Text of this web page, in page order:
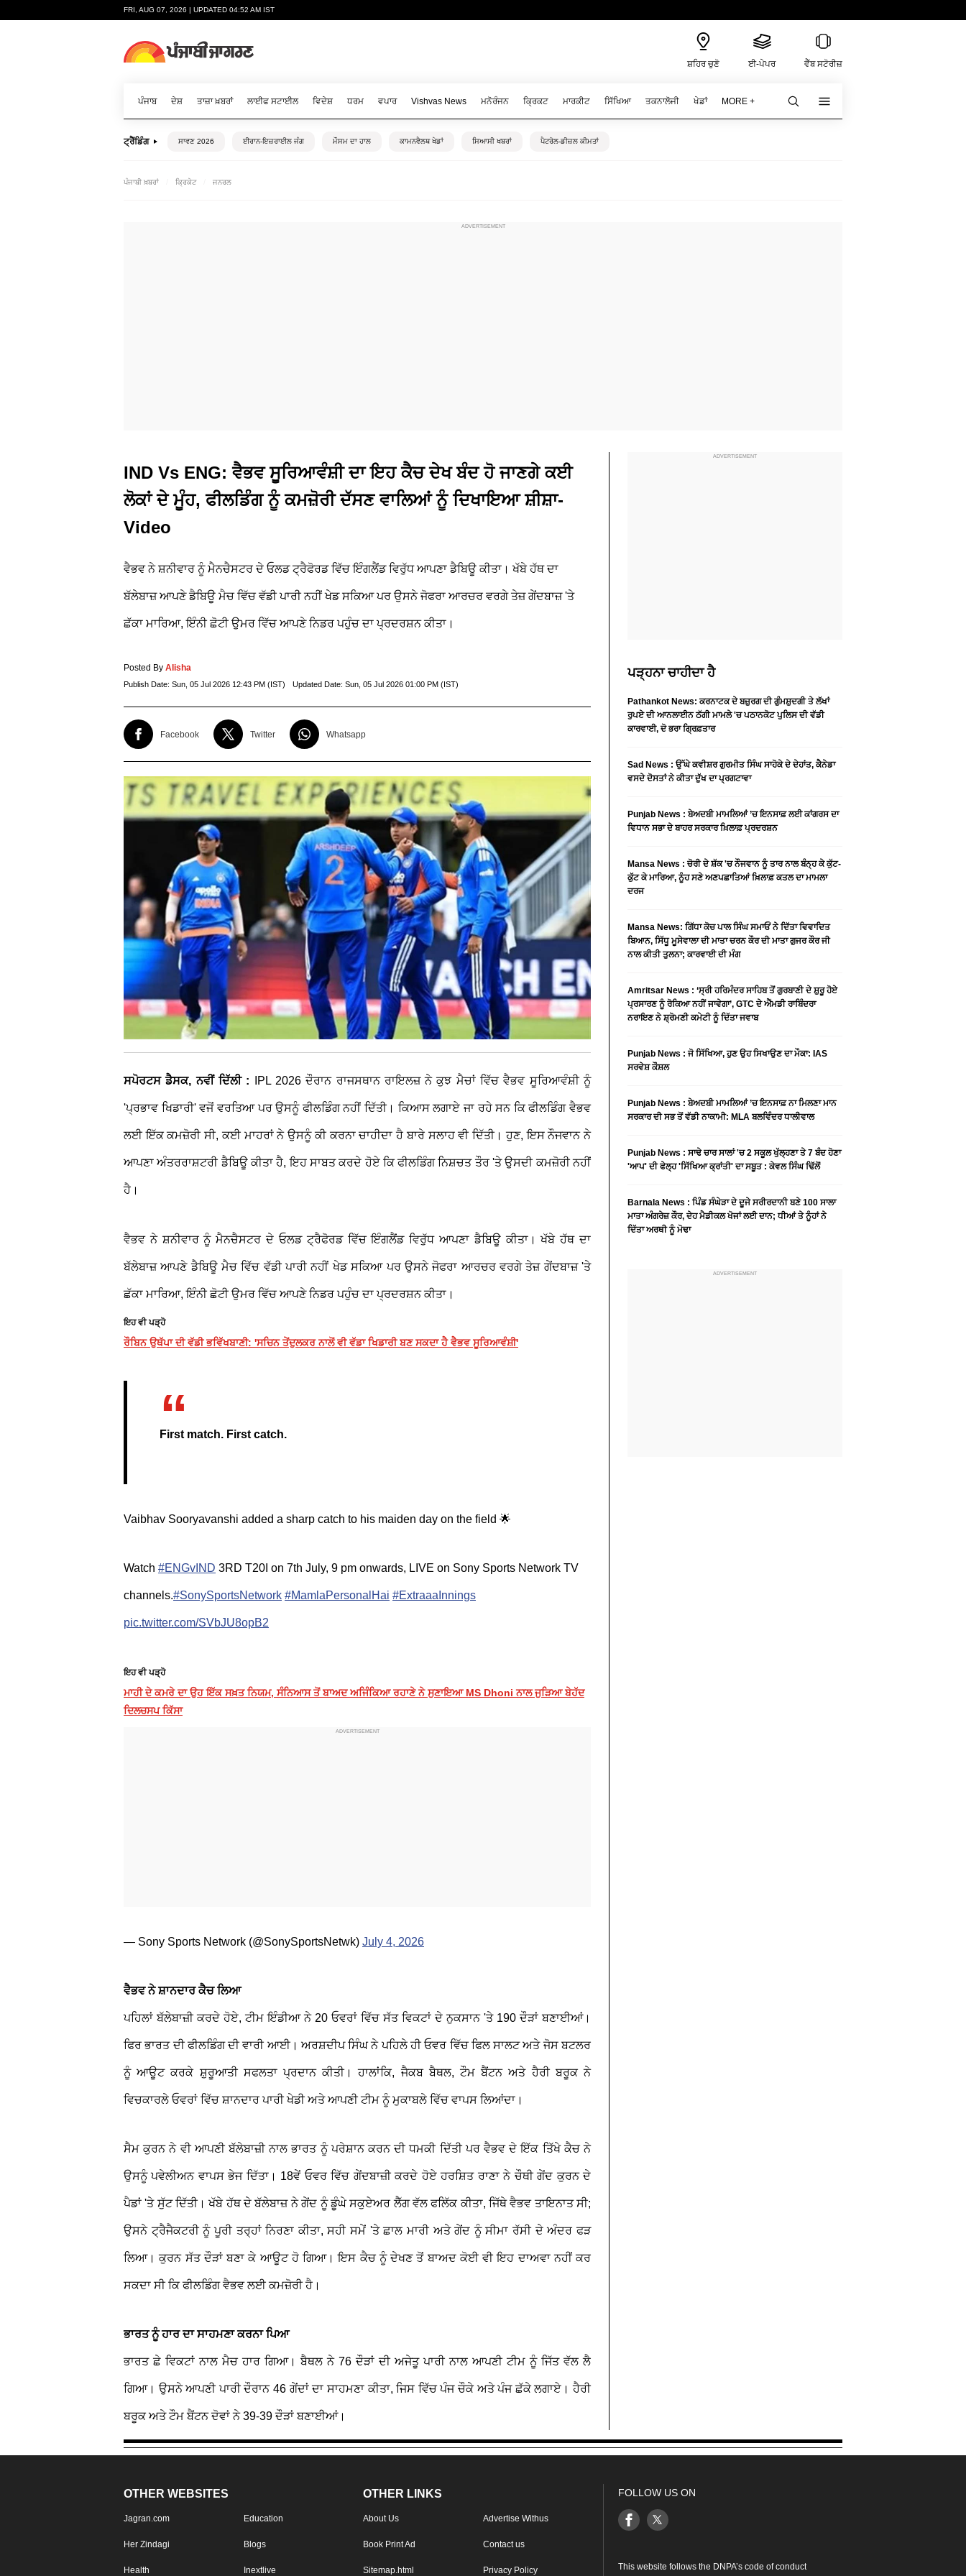
FRI, AUG 07, 2026 | UPDATED 04:52 AM IST
ਸ਼ਹਿਰ ਚੁਣੋ ਈ-ਪੇਪਰ ਵੈੱਬ ਸਟੋਰੀਜ਼
ਪੰਜਾਬ ਦੇਸ਼ ਤਾਜ਼ਾ ਖ਼ਬਰਾਂ ਲਾਈਫ ਸਟਾਈਲ ਵਿਦੇਸ਼ ਧਰਮ ਵਪਾਰ Vishvas News ਮਨੋਰੰਜਨ ਕ੍ਰਿਕਟ ਮਾਰਕੀਟ ਸਿੱਖਿਆ ਤਕਨਾਲੋਜੀ ਖੇਡਾਂ MORE +
ਟ੍ਰੈਂਡਿੰਗ ਸਾਵਣ 2026 ਈਰਾਨ-ਇਜ਼ਰਾਈਲ ਜੰਗ ਮੌਸਮ ਦਾ ਹਾਲ ਕਾਮਨਵੈਲਥ ਖੇਡਾਂ ਸਿਆਸੀ ਖਬਰਾਂ ਪੈਟਰੋਲ-ਡੀਜ਼ਲ ਕੀਮਤਾਂ
ਪੰਜਾਬੀ ਖ਼ਬਰਾਂ ਕ੍ਰਿਕੇਟ ਜਨਰਲ
IND Vs ENG: ਵੈਭਵ ਸੂਰਿਆਵੰਸ਼ੀ ਦਾ ਇਹ ਕੈਚ ਦੇਖ ਬੰਦ ਹੋ ਜਾਣਗੇ ਕਈ
ਲੋਕਾਂ ਦੇ ਮੂੰਹ, ਫੀਲਡਿੰਗ ਨੂੰ ਕਮਜ਼ੋਰੀ ਦੱਸਣ ਵਾਲਿਆਂ ਨੂੰ ਦਿਖਾਇਆ ਸ਼ੀਸ਼ਾ-
Video
ਵੈਭਵ ਨੇ ਸ਼ਨੀਵਾਰ ਨੂੰ ਮੈਨਚੈਸਟਰ ਦੇ ਓਲਡ ਟ੍ਰੈਫੋਰਡ ਵਿੱਚ ਇੰਗਲੈਂਡ ਵਿਰੁੱਧ ਆਪਣਾ ਡੈਬਿਊ ਕੀਤਾ। ਖੱਬੇ ਹੱਥ ਦਾ
ਬੱਲੇਬਾਜ਼ ਆਪਣੇ ਡੈਬਿਊ ਮੈਚ ਵਿੱਚ ਵੱਡੀ ਪਾਰੀ ਨਹੀਂ ਖੇਡ ਸਕਿਆ ਪਰ ਉਸਨੇ ਜੋਫਰਾ ਆਰਚਰ ਵਰਗੇ ਤੇਜ਼ ਗੇਂਦਬਾਜ਼ 'ਤੇ
ਛੱਕਾ ਮਾਰਿਆ, ਇੰਨੀ ਛੋਟੀ ਉਮਰ ਵਿੱਚ ਆਪਣੇ ਨਿਡਰ ਪਹੁੰਚ ਦਾ ਪ੍ਰਦਰਸ਼ਨ ਕੀਤਾ।
Posted By Alisha
Publish Date: Sun, 05 Jul 2026 12:43 PM (IST) Updated Date: Sun, 05 Jul 2026 01:00 PM (IST)
Facebook Twitter Whatsapp
ਸਪੋਰਟਸ ਡੈਸਕ, ਨਵੀਂ ਦਿੱਲੀ : IPL 2026 ਦੌਰਾਨ ਰਾਜਸਥਾਨ ਰਾਇਲਜ਼ ਨੇ ਕੁਝ ਮੈਚਾਂ ਵਿੱਚ ਵੈਭਵ ਸੂਰਿਆਵੰਸ਼ੀ ਨੂੰ
'ਪ੍ਰਭਾਵ ਖਿਡਾਰੀ' ਵਜੋਂ ਵਰਤਿਆ ਪਰ ਉਸਨੂੰ ਫੀਲਡਿੰਗ ਨਹੀਂ ਦਿੱਤੀ। ਕਿਆਸ ਲਗਾਏ ਜਾ ਰਹੇ ਸਨ ਕਿ ਫੀਲਡਿੰਗ ਵੈਭਵ
ਲਈ ਇੱਕ ਕਮਜ਼ੋਰੀ ਸੀ, ਕਈ ਮਾਹਰਾਂ ਨੇ ਉਸਨੂੰ ਕੀ ਕਰਨਾ ਚਾਹੀਦਾ ਹੈ ਬਾਰੇ ਸਲਾਹ ਵੀ ਦਿੱਤੀ। ਹੁਣ, ਇਸ ਨੌਜਵਾਨ ਨੇ
ਆਪਣਾ ਅੰਤਰਰਾਸ਼ਟਰੀ ਡੈਬਿਊ ਕੀਤਾ ਹੈ, ਇਹ ਸਾਬਤ ਕਰਦੇ ਹੋਏ ਕਿ ਫੀਲਡਿੰਗ ਨਿਸ਼ਚਤ ਤੌਰ 'ਤੇ ਉਸਦੀ ਕਮਜ਼ੋਰੀ ਨਹੀਂ
ਹੈ।
ਵੈਭਵ ਨੇ ਸ਼ਨੀਵਾਰ ਨੂੰ ਮੈਨਚੈਸਟਰ ਦੇ ਓਲਡ ਟ੍ਰੈਫੋਰਡ ਵਿੱਚ ਇੰਗਲੈਂਡ ਵਿਰੁੱਧ ਆਪਣਾ ਡੈਬਿਊ ਕੀਤਾ। ਖੱਬੇ ਹੱਥ ਦਾ
ਬੱਲੇਬਾਜ਼ ਆਪਣੇ ਡੈਬਿਊ ਮੈਚ ਵਿੱਚ ਵੱਡੀ ਪਾਰੀ ਨਹੀਂ ਖੇਡ ਸਕਿਆ ਪਰ ਉਸਨੇ ਜੋਫਰਾ ਆਰਚਰ ਵਰਗੇ ਤੇਜ਼ ਗੇਂਦਬਾਜ਼ 'ਤੇ
ਛੱਕਾ ਮਾਰਿਆ, ਇੰਨੀ ਛੋਟੀ ਉਮਰ ਵਿੱਚ ਆਪਣੇ ਨਿਡਰ ਪਹੁੰਚ ਦਾ ਪ੍ਰਦਰਸ਼ਨ ਕੀਤਾ।
ਇਹ ਵੀ ਪੜ੍ਹੋ
ਰੌਬਿਨ ਉਥੱਪਾ ਦੀ ਵੱਡੀ ਭਵਿੱਖਬਾਣੀ: 'ਸਚਿਨ ਤੇਂਦੁਲਕਰ ਨਾਲੋਂ ਵੀ ਵੱਡਾ ਖਿਡਾਰੀ ਬਣ ਸਕਦਾ ਹੈ ਵੈਭਵ ਸੂਰਿਆਵੰਸ਼ੀ'
First match. First catch.
Vaibhav Sooryavanshi added a sharp catch to his maiden day on the field 🌟
Watch #ENGvIND 3RD T20I on 7th July, 9 pm onwards, LIVE on Sony Sports Network TV
channels.#SonySportsNetwork #MamlaPersonalHai #ExtraaaInnings
pic.twitter.com/SVbJU8opB2
ਇਹ ਵੀ ਪੜ੍ਹੋ
ਮਾਹੀ ਦੇ ਕਮਰੇ ਦਾ ਉਹ ਇੱਕ ਸਖ਼ਤ ਨਿਯਮ, ਸੰਨਿਆਸ ਤੋਂ ਬਾਅਦ ਅਜਿੰਕਿਆ ਰਹਾਣੇ ਨੇ ਸੁਣਾਇਆ MS Dhoni ਨਾਲ ਜੁੜਿਆ ਬੇਹੱਦ
ਦਿਲਚਸਪ ਕਿੱਸਾ
— Sony Sports Network (@SonySportsNetwk) July 4, 2026
ਵੈਭਵ ਨੇ ਸ਼ਾਨਦਾਰ ਕੈਚ ਲਿਆ
ਪਹਿਲਾਂ ਬੱਲੇਬਾਜ਼ੀ ਕਰਦੇ ਹੋਏ, ਟੀਮ ਇੰਡੀਆ ਨੇ 20 ਓਵਰਾਂ ਵਿੱਚ ਸੱਤ ਵਿਕਟਾਂ ਦੇ ਨੁਕਸਾਨ 'ਤੇ 190 ਦੌੜਾਂ ਬਣਾਈਆਂ।
ਫਿਰ ਭਾਰਤ ਦੀ ਫੀਲਡਿੰਗ ਦੀ ਵਾਰੀ ਆਈ। ਅਰਸ਼ਦੀਪ ਸਿੰਘ ਨੇ ਪਹਿਲੇ ਹੀ ਓਵਰ ਵਿੱਚ ਫਿਲ ਸਾਲਟ ਅਤੇ ਜੋਸ ਬਟਲਰ
ਨੂੰ ਆਊਟ ਕਰਕੇ ਸ਼ੁਰੂਆਤੀ ਸਫਲਤਾ ਪ੍ਰਦਾਨ ਕੀਤੀ। ਹਾਲਾਂਕਿ, ਜੈਕਬ ਬੈਥਲ, ਟੌਮ ਬੈਂਟਨ ਅਤੇ ਹੈਰੀ ਬਰੂਕ ਨੇ
ਵਿਚਕਾਰਲੇ ਓਵਰਾਂ ਵਿੱਚ ਸ਼ਾਨਦਾਰ ਪਾਰੀ ਖੇਡੀ ਅਤੇ ਆਪਣੀ ਟੀਮ ਨੂੰ ਮੁਕਾਬਲੇ ਵਿੱਚ ਵਾਪਸ ਲਿਆਂਦਾ।
ਸੈਮ ਕੁਰਨ ਨੇ ਵੀ ਆਪਣੀ ਬੱਲੇਬਾਜ਼ੀ ਨਾਲ ਭਾਰਤ ਨੂੰ ਪਰੇਸ਼ਾਨ ਕਰਨ ਦੀ ਧਮਕੀ ਦਿੱਤੀ ਪਰ ਵੈਭਵ ਦੇ ਇੱਕ ਤਿੱਖੇ ਕੈਚ ਨੇ
ਉਸਨੂੰ ਪਵੇਲੀਅਨ ਵਾਪਸ ਭੇਜ ਦਿੱਤਾ। 18ਵੇਂ ਓਵਰ ਵਿੱਚ ਗੇਂਦਬਾਜ਼ੀ ਕਰਦੇ ਹੋਏ ਹਰਸ਼ਿਤ ਰਾਣਾ ਨੇ ਚੌਥੀ ਗੇਂਦ ਕੁਰਨ ਦੇ
ਪੈਡਾਂ 'ਤੇ ਸੁੱਟ ਦਿੱਤੀ। ਖੱਬੇ ਹੱਥ ਦੇ ਬੱਲੇਬਾਜ਼ ਨੇ ਗੇਂਦ ਨੂੰ ਡੂੰਘੇ ਸਕੁਏਅਰ ਲੈੱਗ ਵੱਲ ਫਲਿੱਕ ਕੀਤਾ, ਜਿੱਥੇ ਵੈਭਵ ਤਾਇਨਾਤ ਸੀ;
ਉਸਨੇ ਟ੍ਰੈਜੈਕਟਰੀ ਨੂੰ ਪੂਰੀ ਤਰ੍ਹਾਂ ਨਿਰਣਾ ਕੀਤਾ, ਸਹੀ ਸਮੇਂ 'ਤੇ ਛਾਲ ਮਾਰੀ ਅਤੇ ਗੇਂਦ ਨੂੰ ਸੀਮਾ ਰੱਸੀ ਦੇ ਅੰਦਰ ਫੜ
ਲਿਆ। ਕੁਰਨ ਸੱਤ ਦੌੜਾਂ ਬਣਾ ਕੇ ਆਊਟ ਹੋ ਗਿਆ। ਇਸ ਕੈਚ ਨੂੰ ਦੇਖਣ ਤੋਂ ਬਾਅਦ ਕੋਈ ਵੀ ਇਹ ਦਾਅਵਾ ਨਹੀਂ ਕਰ
ਸਕਦਾ ਸੀ ਕਿ ਫੀਲਡਿੰਗ ਵੈਭਵ ਲਈ ਕਮਜ਼ੋਰੀ ਹੈ।
ਭਾਰਤ ਨੂੰ ਹਾਰ ਦਾ ਸਾਹਮਣਾ ਕਰਨਾ ਪਿਆ
ਭਾਰਤ ਛੇ ਵਿਕਟਾਂ ਨਾਲ ਮੈਚ ਹਾਰ ਗਿਆ। ਬੈਥਲ ਨੇ 76 ਦੌੜਾਂ ਦੀ ਅਜੇਤੂ ਪਾਰੀ ਨਾਲ ਆਪਣੀ ਟੀਮ ਨੂੰ ਜਿੱਤ ਵੱਲ ਲੈ
ਗਿਆ। ਉਸਨੇ ਆਪਣੀ ਪਾਰੀ ਦੌਰਾਨ 46 ਗੇਂਦਾਂ ਦਾ ਸਾਹਮਣਾ ਕੀਤਾ, ਜਿਸ ਵਿੱਚ ਪੰਜ ਚੌਕੇ ਅਤੇ ਪੰਜ ਛੱਕੇ ਲਗਾਏ। ਹੈਰੀ
ਬਰੂਕ ਅਤੇ ਟੌਮ ਬੈਂਟਨ ਦੋਵਾਂ ਨੇ 39-39 ਦੌੜਾਂ ਬਣਾਈਆਂ।
ਪੜ੍ਹਨਾ ਚਾਹੀਦਾ ਹੈ
Pathankot News: ਕਰਨਾਟਕ ਦੇ ਬਜ਼ੁਰਗ ਦੀ ਗੁੰਮਸ਼ੁਦਗੀ ਤੇ ਲੱਖਾਂ
ਰੁਪਏ ਦੀ ਆਨਲਾਈਨ ਠੱਗੀ ਮਾਮਲੇ 'ਚ ਪਠਾਨਕੋਟ ਪੁਲਿਸ ਦੀ ਵੱਡੀ
ਕਾਰਵਾਈ, ਦੋ ਭਰਾ ਗ੍ਰਿਫ਼ਤਾਰ
Sad News : ਉੱਘੇ ਕਵੀਸ਼ਰ ਗੁਰਮੀਤ ਸਿੰਘ ਸਾਹੋਕੇ ਦੇ ਦੇਹਾਂਤ, ਕੈਨੇਡਾ
ਵਸਦੇ ਦੋਸਤਾਂ ਨੇ ਕੀਤਾ ਦੁੱਖ ਦਾ ਪ੍ਰਗਟਾਵਾ
Punjab News : ਬੇਅਦਬੀ ਮਾਮਲਿਆਂ ’ਚ ਇਨਸਾਫ਼ ਲਈ ਕਾਂਗਰਸ ਦਾ
ਵਿਧਾਨ ਸਭਾ ਦੇ ਬਾਹਰ ਸਰਕਾਰ ਖ਼ਿਲਾਫ਼ ਪ੍ਰਦਰਸ਼ਨ
Mansa News : ਚੋਰੀ ਦੇ ਸ਼ੱਕ 'ਚ ਨੌਜਵਾਨ ਨੂੰ ਤਾਰ ਨਾਲ ਬੰਨ੍ਹ ਕੇ ਕੁੱਟ-
ਕੁੱਟ ਕੇ ਮਾਰਿਆ, ਨੂੰਹ ਸਣੇ ਅਣਪਛਾਤਿਆਂ ਖ਼ਿਲਾਫ਼ ਕਤਲ ਦਾ ਮਾਮਲਾ
ਦਰਜ
Mansa News: ਗਿੱਧਾ ਕੋਚ ਪਾਲ ਸਿੰਘ ਸਮਾਓਂ ਨੇ ਦਿੱਤਾ ਵਿਵਾਦਿਤ
ਬਿਆਨ, ਸਿੱਧੂ ਮੂਸੇਵਾਲਾ ਦੀ ਮਾਤਾ ਚਰਨ ਕੌਰ ਦੀ ਮਾਤਾ ਗੁਜਰ ਕੌਰ ਜੀ
ਨਾਲ ਕੀਤੀ ਤੁਲਨਾ; ਕਾਰਵਾਈ ਦੀ ਮੰਗ
Amritsar News : ‘ਸ੍ਰੀ ਹਰਿਮੰਦਰ ਸਾਹਿਬ ਤੋਂ ਗੁਰਬਾਣੀ ਦੇ ਸ਼ੁਰੂ ਹੋਏ
ਪ੍ਰਸਾਰਣ ਨੂੰ ਰੋਕਿਆ ਨਹੀਂ ਜਾਵੇਗਾ’, GTC ਦੇ ਐੱਮਡੀ ਰਾਬਿੰਦਰਾ
ਨਰਾਇਣ ਨੇ ਸ਼੍ਰੋਮਣੀ ਕਮੇਟੀ ਨੂੰ ਦਿੱਤਾ ਜਵਾਬ
Punjab News : ਜੋ ਸਿੱਖਿਆ, ਹੁਣ ਉਹ ਸਿਖਾਉਣ ਦਾ ਮੌਕਾ: IAS
ਸਰਵੇਸ਼ ਕੌਸ਼ਲ
Punjab News : ਬੇਅਦਬੀ ਮਾਮਲਿਆਂ ’ਚ ਇਨਸਾਫ਼ ਨਾ ਮਿਲਣਾ ਮਾਨ
ਸਰਕਾਰ ਦੀ ਸਭ ਤੋਂ ਵੱਡੀ ਨਾਕਾਮੀ: MLA ਬਲਵਿੰਦਰ ਧਾਲੀਵਾਲ
Punjab News : ਸਾਢੇ ਚਾਰ ਸਾਲਾਂ 'ਚ 2 ਸਕੂਲ ਖੁੱਲ੍ਹਣਾ ਤੇ 7 ਬੰਦ ਹੋਣਾ
'ਆਪ' ਦੀ ਫੇਲ੍ਹ 'ਸਿੱਖਿਆ ਕ੍ਰਾਂਤੀ' ਦਾ ਸਬੂਤ : ਕੇਵਲ ਸਿੰਘ ਢਿੱਲੋਂ
Barnala News : ਪਿੰਡ ਸੰਘੇੜਾ ਦੇ ਦੂਜੇ ਸਰੀਰਦਾਨੀ ਬਣੇ 100 ਸਾਲਾ
ਮਾਤਾ ਅੰਗਰੇਜ਼ ਕੌਰ, ਦੇਹ ਮੈਡੀਕਲ ਖੋਜਾਂ ਲਈ ਦਾਨ; ਧੀਆਂ ਤੇ ਨੂੰਹਾਂ ਨੇ
ਦਿੱਤਾ ਅਰਥੀ ਨੂੰ ਮੋਢਾ
OTHER WEBSITES
Jagran.com Education
Her Zindagi Blogs
Health Inextlive
OTHER LINKS
About Us Advertise Withus
Book Print Ad Contact us
Sitemap.html Privacy Policy
FOLLOW US ON
This website follows the DNPA’s code of conduct